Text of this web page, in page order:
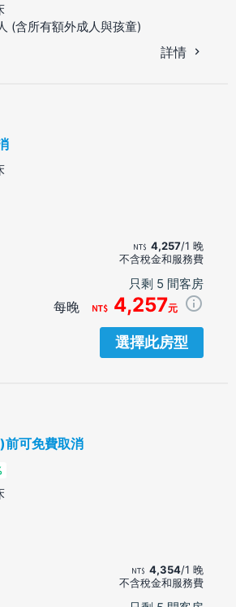
(含所有額外成人與孩童)
詳情
4,257/1 晚
不含稅金和服務費
只剩 5 間客房
每晚 4,257元
選擇此房型
可免費取消
4,354/1 晚
不含稅金和服務費